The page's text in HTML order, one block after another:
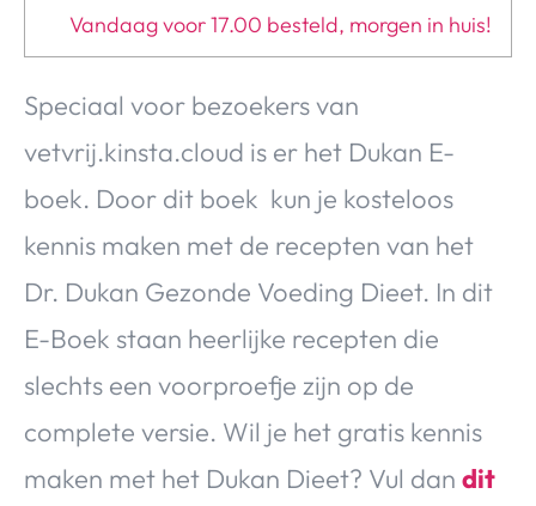
Vandaag voor 17.00 besteld, morgen in huis!
Speciaal voor bezoekers van
vetvrij.kinsta.cloud is er het Dukan E-
boek. Door dit boek kun je kosteloos
kennis maken met de recepten van het
Dr. Dukan Gezonde Voeding Dieet. In dit
E-Boek staan heerlijke recepten die
slechts een voorproefje zijn op de
complete versie. Wil je het gratis kennis
maken met het Dukan Dieet? Vul dan dit